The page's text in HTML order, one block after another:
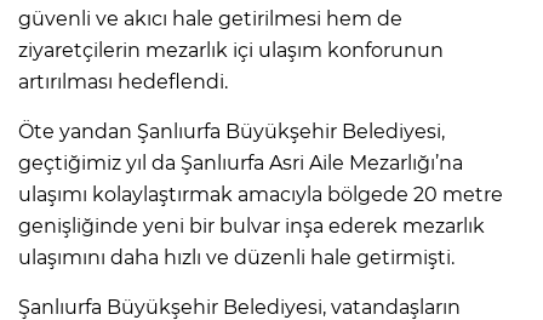
güvenli ve akıcı hale getirilmesi hem de
ziyaretçilerin mezarlık içi ulaşım konforunun
artırılması hedeflendi.
Öte yandan Şanlıurfa Büyükşehir Belediyesi,
geçtiğimiz yıl da Şanlıurfa Asri Aile Mezarlığı’na
ulaşımı kolaylaştırmak amacıyla bölgede 20 metre
genişliğinde yeni bir bulvar inşa ederek mezarlık
ulaşımını daha hızlı ve düzenli hale getirmişti.
Şanlıurfa Büyükşehir Belediyesi, vatandaşların